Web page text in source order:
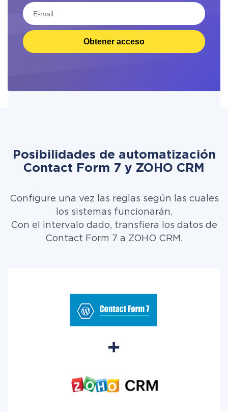
Obtener acceso
Posibilidades de automatización
Contact Form 7 y ZOHO CRM
Configure una vez las reglas según las cuales
los sistemas funcionarán.
Con el intervalo dado, transfiera los datos de
Contact Form 7 a ZOHO CRM.